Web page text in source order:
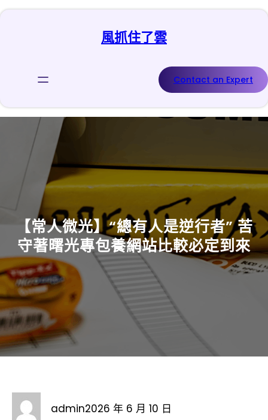
跳
風抓住了雲
Contact an Expert
【常人微光】“總有人是逆行者” 苦
守著曙光專包養網站比較必定到來
admin2026 年 6 月 10 日